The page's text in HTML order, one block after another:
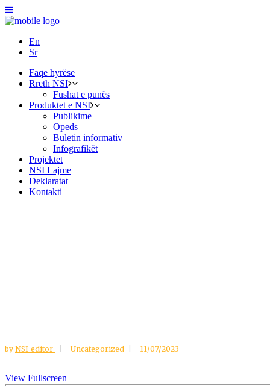
En
Sr
Faqe hyrëse
Rreth NSI
Fushat e punës
Produktet e NSI
Publikime
Opeds
Buletin informativ
Infografikët
Projektet
NSI Lajme
Deklaratat
Kontakti
by NSI_editor Uncategorized 11/07/2023
View Fullscreen